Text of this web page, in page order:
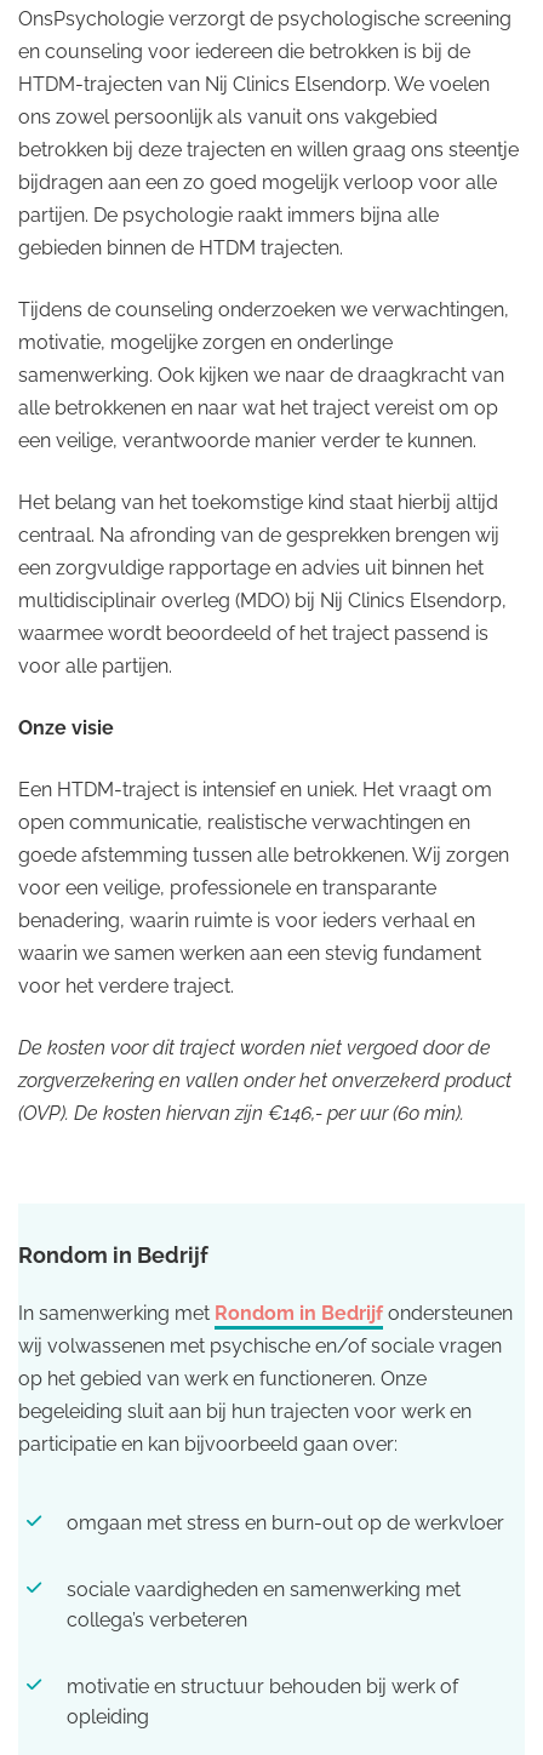
OnsPsychologie verzorgt de psychologische screening
en counseling voor iedereen die betrokken is bij de
HTDM-trajecten van Nij Clinics Elsendorp. We voelen
ons zowel persoonlijk als vanuit ons vakgebied
betrokken bij deze trajecten en willen graag ons steentje
bijdragen aan een zo goed mogelijk verloop voor alle
partijen. De psychologie raakt immers bijna alle
gebieden binnen de HTDM trajecten.
Tijdens de counseling onderzoeken we verwachtingen,
motivatie, mogelijke zorgen en onderlinge
samenwerking. Ook kijken we naar de draagkracht van
alle betrokkenen en naar wat het traject vereist om op
een veilige, verantwoorde manier verder te kunnen.
Het belang van het toekomstige kind staat hierbij altijd
centraal. Na afronding van de gesprekken brengen wij
een zorgvuldige rapportage en advies uit binnen het
multidisciplinair overleg (MDO) bij Nij Clinics Elsendorp,
waarmee wordt beoordeeld of het traject passend is
voor alle partijen.
Onze visie
Een HTDM-traject is intensief en uniek. Het vraagt om
open communicatie, realistische verwachtingen en
goede afstemming tussen alle betrokkenen. Wij zorgen
voor een veilige, professionele en transparante
benadering, waarin ruimte is voor ieders verhaal en
waarin we samen werken aan een stevig fundament
voor het verdere traject.
De kosten voor dit traject worden niet vergoed door de
zorgverzekering en vallen onder het onverzekerd product
(OVP). De kosten hiervan zijn €146,- per uur (60 min).
Rondom in Bedrijf
In samenwerking met Rondom in Bedrijf ondersteunen
wij volwassenen met psychische en/of sociale vragen
op het gebied van werk en functioneren. Onze
begeleiding sluit aan bij hun trajecten voor werk en
participatie en kan bijvoorbeeld gaan over:
omgaan met stress en burn-out op de werkvloer
sociale vaardigheden en samenwerking met
collega’s verbeteren
motivatie en structuur behouden bij werk of
opleiding